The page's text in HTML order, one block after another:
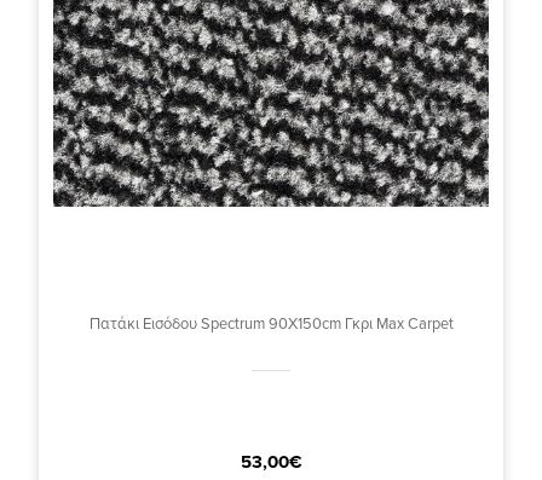
Πατάκι Εισόδου Spectrum 90X150cm Γκρι Max Carpet
53,00€